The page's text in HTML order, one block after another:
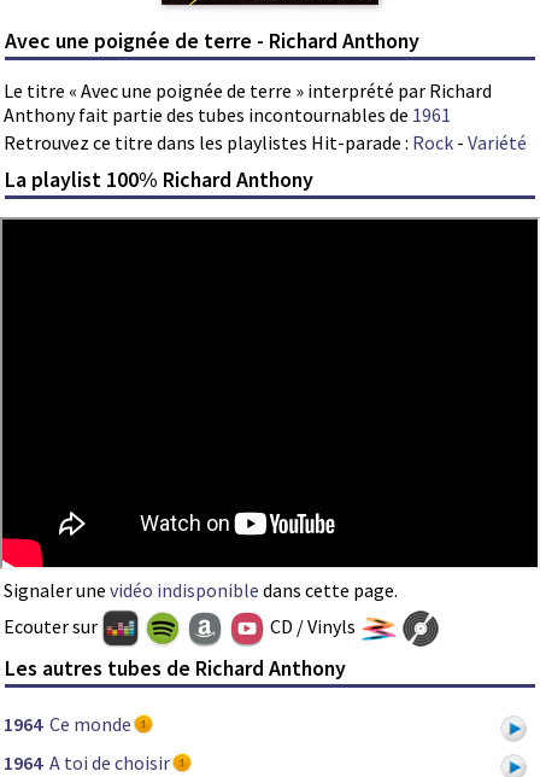
Avec une poignée de terre - Richard Anthony
Le titre « Avec une poignée de terre » interprété par Richard
Anthony fait partie des tubes incontournables de 1961
Retrouvez ce titre dans les playlistes Hit-parade : Rock - Variété
La playlist 100% Richard Anthony
Signaler une vidéo indisponible dans cette page.
Ecouter sur
CD / Vinyls
Les autres tubes de Richard Anthony
1964 Ce monde
1964 A toi de choisir